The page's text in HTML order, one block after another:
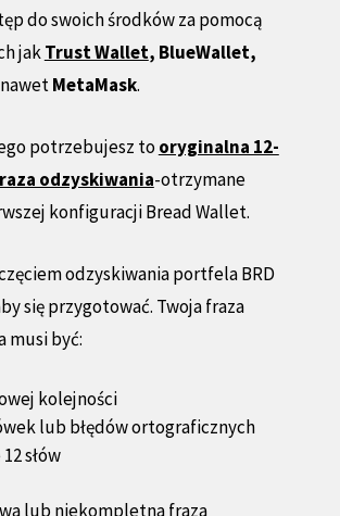
do swoich środków za pomocą
jakTrust Wallet, BlueWallet,
MetaMask.
potrzebujesz tooryginalna 12-
odzyskiwania-otrzymane
konfiguracji Bread Wallet.
odzyskiwania portfela BRD
się przygotować. Twoja fraza
musi być:
kolejności
lub błędów ortograficznych
słów
lub niekompletna fraza